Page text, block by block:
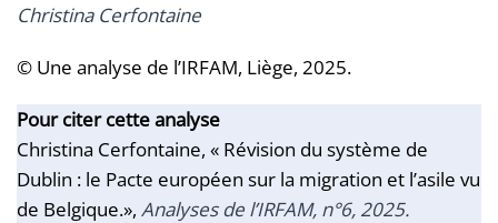
Christina Cerfontaine
© Une analyse de l’IRFAM, Liège, 2025.
Pour citer cette analyse
Christina Cerfontaine, « Révision du système de
Dublin : le Pacte européen sur la migration et l’asile vu
de Belgique.», Analysesde l’IRFAM, n°6, 2025.